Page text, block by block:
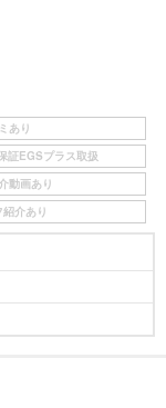
あり
証EGSプラス取扱
動画あり
紹介あり